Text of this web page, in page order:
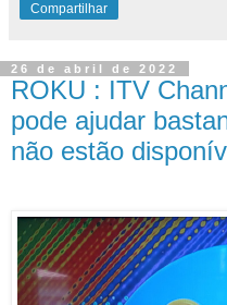
Compartilhar
26 de abril de 2022
ROKU : ITV
pode ajudar
não estão